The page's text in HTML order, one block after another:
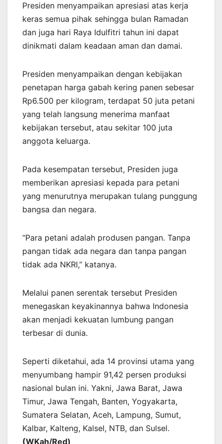
Presiden menyampaikan apresiasi atas kerja
keras semua pihak sehingga bulan Ramadan
dan juga hari Raya Idulfitri tahun ini dapat
dinikmati dalam keadaan aman dan damai.
Presiden menyampaikan dengan kebijakan
penetapan harga gabah kering panen sebesar
Rp6.500 per kilogram, terdapat 50 juta petani
yang telah langsung menerima manfaat
kebijakan tersebut, atau sekitar 100 juta
anggota keluarga.
Pada kesempatan tersebut, Presiden juga
memberikan apresiasi kepada para petani
yang menurutnya merupakan tulang punggung
bangsa dan negara.
“Para petani adalah produsen pangan. Tanpa
pangan tidak ada negara dan tanpa pangan
tidak ada NKRI,” katanya.
Melalui panen serentak tersebut Presiden
menegaskan keyakinannya bahwa Indonesia
akan menjadi kekuatan lumbung pangan
terbesar di dunia.
Seperti diketahui, ada 14 provinsi utama yang
menyumbang hampir 91,42 persen produksi
nasional bulan ini. Yakni, Jawa Barat, Jawa
Timur, Jawa Tengah, Banten, Yogyakarta,
Sumatera Selatan, Aceh, Lampung, Sumut,
Kalbar, Kalteng, Kalsel, NTB, dan Sulsel.
(WKah/Red)